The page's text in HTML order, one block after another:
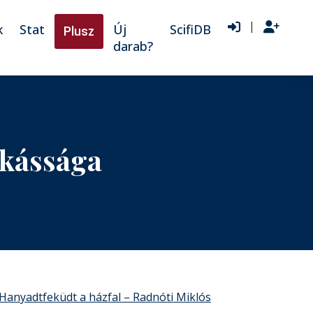
Stat Plusz
Új
darab?
ScifiDB |
Hanyadtfeküdt a házfal – Radnóti Miklós